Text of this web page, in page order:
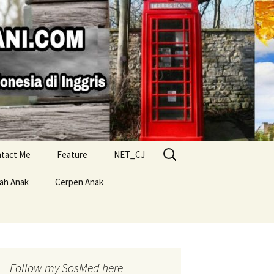
Me Feature NET_CJ
Anak Cerpen Anak
Search
for:
Follow my SosMed here